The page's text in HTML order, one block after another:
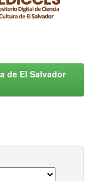
de El Salvador